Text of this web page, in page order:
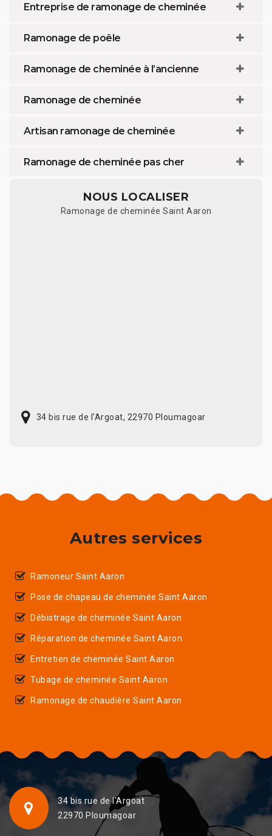
Entreprise de ramonage de cheminée
Ramonage de poêle
Ramonage de cheminée à l’ancienne
Ramonage de cheminée
Artisan ramonage de cheminée
Ramonage de cheminée pas cher
NOUS LOCALISER
Ramonage de cheminée Saint Aaron
34 bis rue de l'Argoat, 22970 Ploumagoar
Autres services
Ramoneur Saint Aaron
Pose de chapeau de cheminée Saint Aaron
Débistrage de cheminée Saint Aaron
Réparation de cheminée Saint Aaron
Entretien de cheminée Saint Aaron
Tubage de cheminée Saint Aaron
Ramonage de chaudière Saint Aaron
34 bis rue de l'Argoat
22970 Ploumagoar